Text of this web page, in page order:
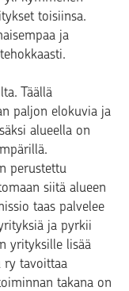
toisiinsa.
ja
Täällä
paljon elokuvia ja
alueella on
perustettu
siitä alueen
taas palvelee
ja pyrkii
yrityksille lisää
ry tavoittaa
takana on